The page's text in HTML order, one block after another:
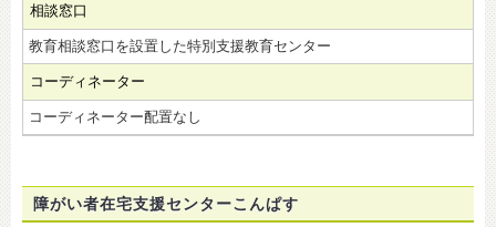
相談窓口
教育相談窓口を設置した特別支援教育センター
コーディネーター
コーディネーター配置なし
障がい者在宅支援センターこんぱす